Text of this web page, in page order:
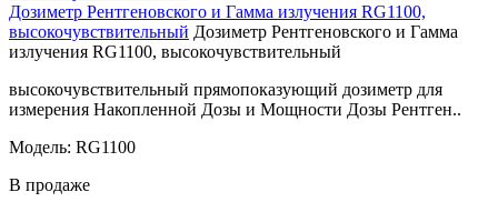
Дозиметр Рентгеновского и Гамма излучения RG1100,
высокочувствительный Дозиметр Рентгеновского и Гамма
излучения RG1100, высокочувствительный
высокочувствительный прямопоказующий дозиметр для
измерения Накопленной Дозы и Мощности Дозы Рентген..
Модель: RG1100
В продаже